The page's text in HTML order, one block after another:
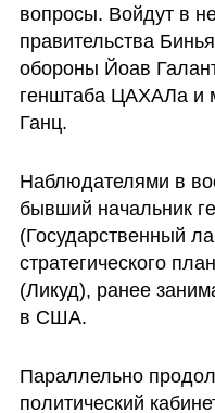
вопросы. Войдут в
правительства
обороны Йоав
генштаба ЦАХАЛа и
Ганц.
Наблюдателями в
бывший начальник
(Государственный
стратегического
(Ликуд), ранее
в США.
Параллельно
политический